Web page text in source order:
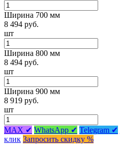
Ширина 700 мм
8 494 руб.
шт
Ширина 800 мм
8 494 руб.
шт
Ширина 900 мм
8 919 руб.
шт
MAX ✔ WhatsApp ✔ Telegram ✔
клик Запросить скидку %